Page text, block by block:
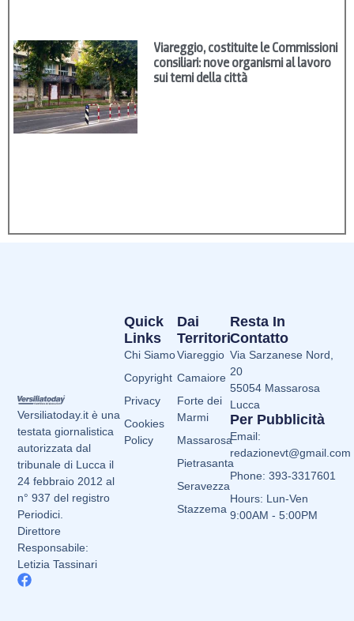
Viareggio, costituite le Commissioni
consiliari: nove organismi al lavoro
sui temi della città
Versiliatoday.it è una
testata giornalistica
autorizzata dal
tribunale di Lucca il
24 febbraio 2012 al
n° 937 del registro
Periodici.
Direttore
Responsabile:
Letizia Tassinari
Dai
Territori
Viareggio
Camaiore
Forte dei
Marmi
Massarosa
Pietrasanta
Seravezza
Stazzema
Quick
Links
Chi Siamo
Copyright
Privacy
Cookies
Policy
Resta In
Contatto
Via Sarzanese Nord,
20
55054 Massarosa
Lucca
Per Pubblicità
Email:
redazionevt@gmail.com
Phone: 393-3317601
Hours: Lun-Ven
9:00AM - 5:00PM